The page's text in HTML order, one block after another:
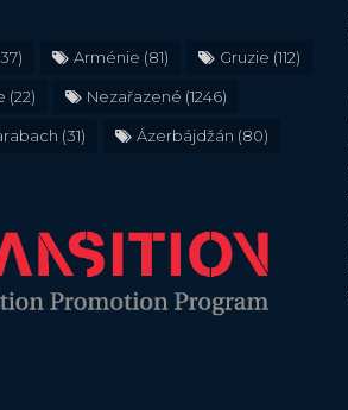
Arménie (81) Gruzie (112)
(22) Nezařazené (1246)
(31) Ázerbájdžán (80)